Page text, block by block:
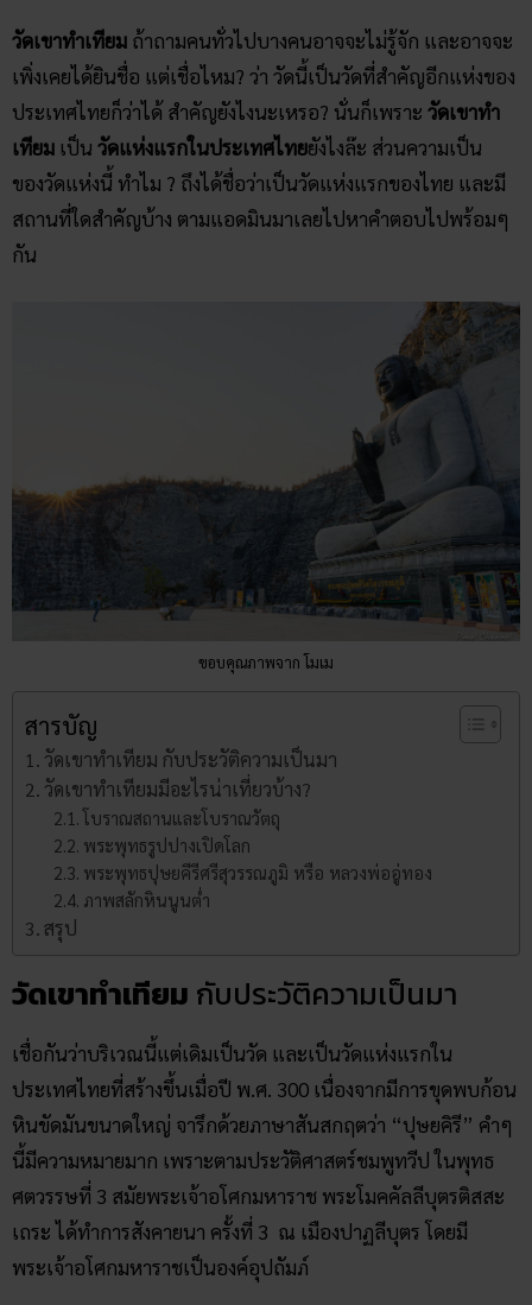
วัดเขาทำเทียม ถ้าถามคนทั่วไปบางคนอาจจะไม่รู้จัก และอาจจะ
เพิ่งเคยได้ยินชื่อ แต่เชื่อไหม? ว่า วัดนี้เป็นวัดที่สำคัญอีกแห่งของ
ประเทศไทยก็ว่าได้ สำคัญยังไงนะเหรอ? นั่นก็เพราะ วัดเขาทำ
เทียม เป็น วัดแห่งแรกในประเทศไทยยังไงล๊ะ ส่วนความเป็น
ของวัดแห่งนี้ ทำไม ? ถึงได้ชื่อว่าเป็นวัดแห่งแรกของไทย และมี
สถานที่ใดสำคัญบ้าง ตามแอดมินมาเลยไปหาคำตอบไปพร้อมๆ
กัน
ขอบคุณภาพจาก โมเม
สารบัญ
วัดเขาทำเทียม กับประวัติความเป็นมา
วัดเขาทำเทียมมีอะไรน่าเที่ยวบ้าง?
โบราณสถานและโบราณวัตถุ
พระพุทธรูปปางเปิดโลก
พระพุทธปุษยคีรีศรีสุวรรณภูมิ หรือ หลวงพ่ออู่ทอง
ภาพสลักหินนูนต่ำ
สรุป
วัดเขาทำเทียม กับประวัติความเป็นมา
เชื่อกันว่าบริเวณนี้แต่เดิมเป็นวัด และเป็นวัดแห่งแรกใน
ประเทศไทยที่สร้างขึ้นเมื่อปี พ.ศ. 300 เนื่องจากมีการขุดพบก้อน
หินขัดมันขนาดใหญ่ จารึกด้วยภาษาสันสกฤตว่า “ปุษยคิรี” คำๆ
นี้มีความหมายมาก เพราะตามประวัติศาสตร์ชมพูทวีป ในพุทธ
ศตวรรษที่ 3 สมัยพระเจ้าอโศกมหาราช พระโมคคัลลีบุตรติสสะ
เถระ ได้ทำการสังคายนา ครั้งที่ 3 ณ เมืองปาฏลีบุตร โดยมี
พระเจ้าอโศกมหาราชเป็นองค์อุปถัมภ์